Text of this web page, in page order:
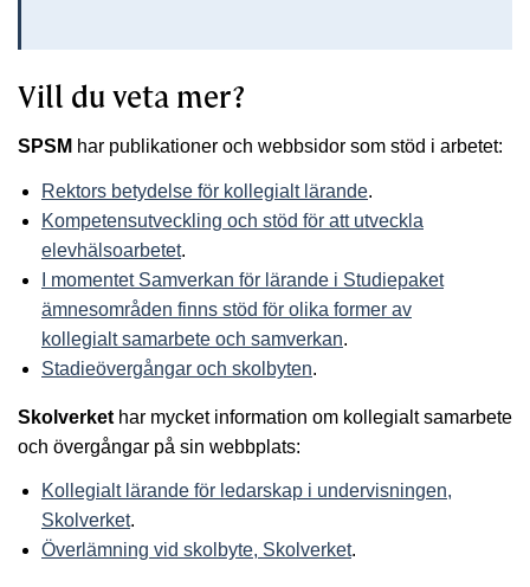
Vill du veta mer?
SPSM har publikationer och webbsidor som stöd i arbetet:
Rektors betydelse för kollegialt lärande.
Kompetensutveckling och stöd för att utveckla
elevhälsoarbetet.
I momentet Samverkan för lärande i Studiepaket
ämnesområden finns stöd för olika former av
kollegialt samarbete och samverkan.
Stadieövergångar och skolbyten.
Skolverket har mycket information om kollegialt samarbete
och övergångar på sin webbplats:
Kollegialt lärande för ledarskap i undervisningen,
Skolverket.
Överlämning vid skolbyte, Skolverket.